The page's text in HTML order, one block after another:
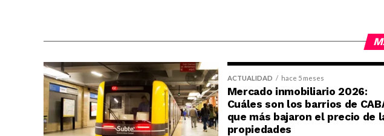
ACTUALIDAD hace 5 meses
Mercado inmobiliario 2026:
Cuáles son los barrios de
que más bajaron el precio de
propiedades